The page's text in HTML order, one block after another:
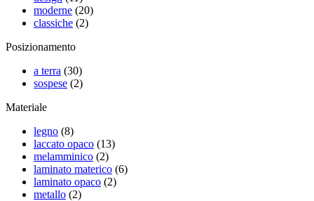
moderne (20)
classiche (2)
Posizionamento
a terra (30)
sospese (2)
Materiale
legno (8)
laccato opaco (13)
melamminico (2)
laminato materico (6)
laminato opaco (2)
metallo (2)